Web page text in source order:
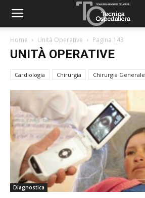
Home Unità Operative Pagina 143
UNITÀ OPERATIVE
Cardiologia Chirurgia Chirurgia Generale
Diagnostica